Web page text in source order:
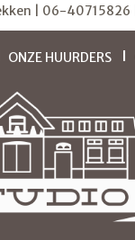
| 06-40715826 |
ONZE HUURDERS